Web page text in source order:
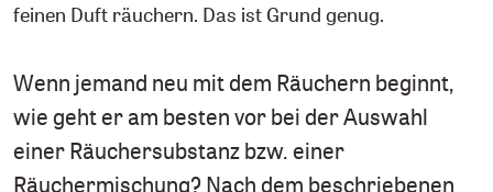
feinen Duft räuchern. Das ist Grund genug.
Wenn jemand neu mit dem Räuchern beginnt,
wie geht er am besten vor bei der Auswahl
einer Räuchersubstanz bzw. einer
Räuchermischung? Nach dem beschriebenen